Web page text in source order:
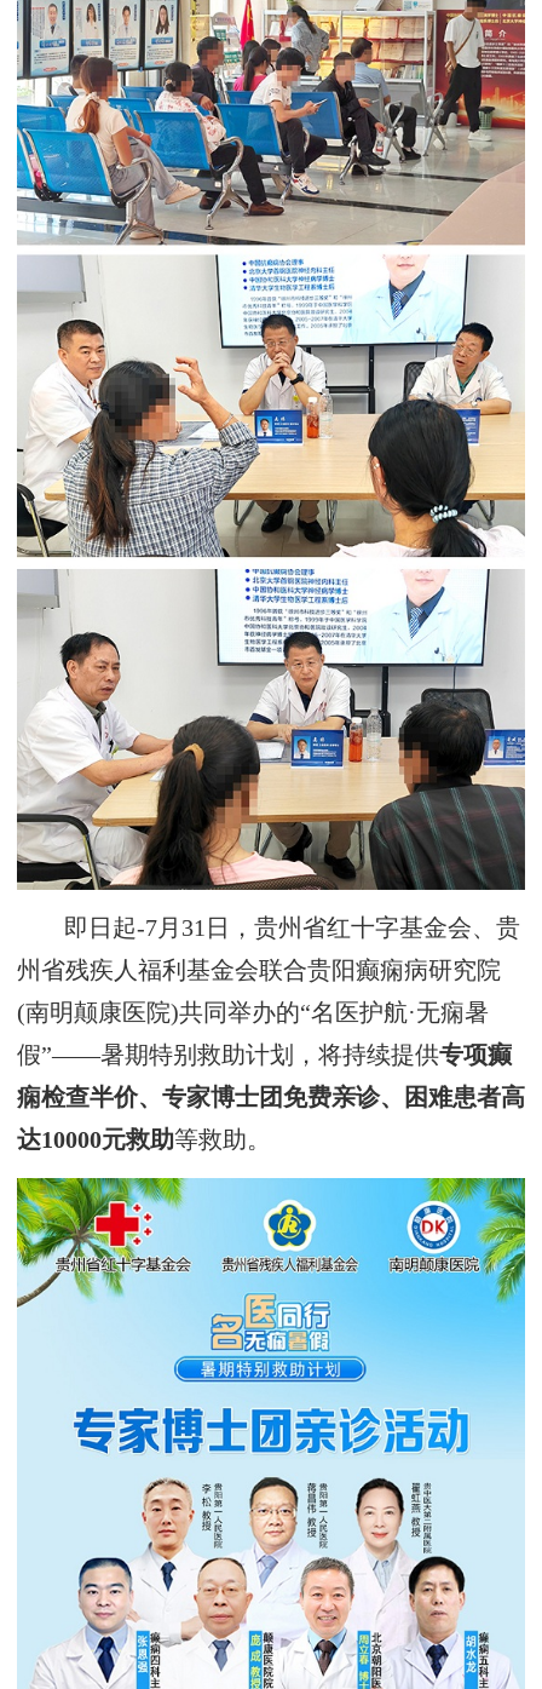
即日起-7月31日，贵州省红十字基金会、贵
州省残疾人福利基金会联合贵阳癫痫病研究院
(南明颠康医院)共同举办的“名医护航·无痫暑
假”——暑期特别救助计划，将持续提供专项癫
痫检查半价、专家博士团免费亲诊、困难患者高
达10000元救助等救助。